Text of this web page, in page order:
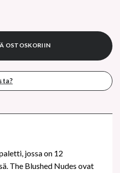
OSTOSKORIIN
jossa on 12
The Blushed Nudes ovat